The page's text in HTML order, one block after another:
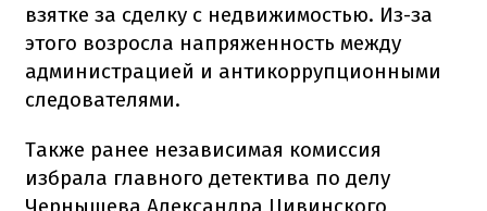
взятке за сделку с недвижимостью. Из-за
этого возросла напряженность между
администрацией и антикоррупционными
следователями.
Также ранее независимая комиссия
избрала главного детектива по делу
Чернышева Александра Цивинского